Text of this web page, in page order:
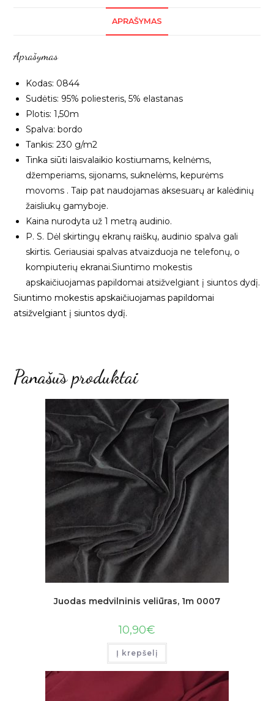
APRAŠYMAS
Aprašymas
Kodas: 0844
Sudėtis: 95% poliesteris, 5% elastanas
Plotis: 1,50m
Spalva: bordo
Tankis: 230 g/m2
Tinka siūti laisvalaikio kostiumams, kelnėms,
džemperiams, sijonams, suknelėms, kepurėms
movoms . Taip pat naudojamas aksesuarų ar kalėdinių
žaisliukų gamyboje.
Kaina nurodyta už 1 metrą audinio.
P. S. Dėl skirtingų ekranų raiškų, audinio spalva gali
skirtis. Geriausiai spalvas atvaizduoja ne telefonų, o
kompiuterių ekranai.Siuntimo mokestis
apskaičiuojamas papildomai atsižvelgiant į siuntos dydį.
Siuntimo mokestis apskaičiuojamas papildomai
atsižvelgiant į siuntos dydį.
Panašūs produktai
Juodas medvilninis veliūras, 1m 0007
10,90€
Į krepšelį